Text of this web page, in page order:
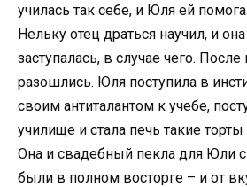
училась так себе, и Юля ей
Нельку отец драться научил, и
заступалась, в случае чего.
разошлись. Юля поступила в
своим антиталантом к учебе,
училище и стала печь такие
Она и свадебный пекла для Юли с
были в полном восторге – и от